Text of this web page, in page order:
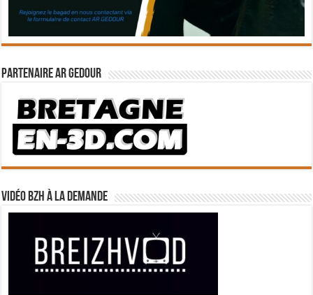
Partenaire Ar Gedour
Vidéo BZH à la demande